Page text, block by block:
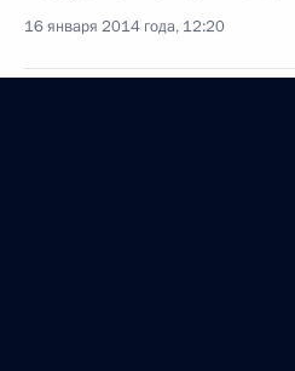
16 января 2014 года, 12:20